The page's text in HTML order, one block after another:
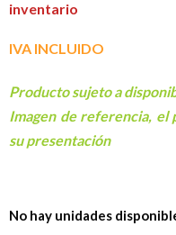
inventario
IVA INCLUIDO
Producto sujeto a
Imagen de referencia, el
su presentación
No hay unidades